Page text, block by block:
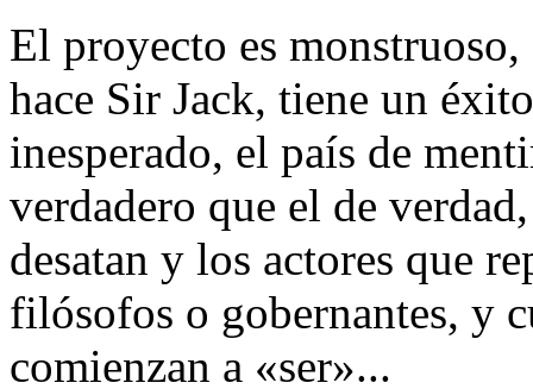
El proyecto es
hace Sir Jack, tiene un
inesperado, el país de
verdadero que el de
desatan y los actores que
filósofos o gobernantes, y
comienzan a «ser»...